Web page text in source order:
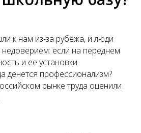
к нам из-за рубежа, и люди
недоверием: если на переднем
и ее установки
денется профессионализм?
рынке труда оценили